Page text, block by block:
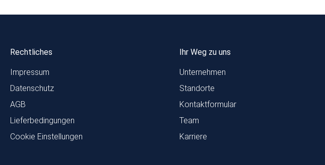
Rechtliches
Impressum
Datenschutz
AGB
Lieferbedingungen
Cookie Einstellungen
Ihr Weg zu uns
Unternehmen
Standorte
Kontaktformular
Team
Karriere